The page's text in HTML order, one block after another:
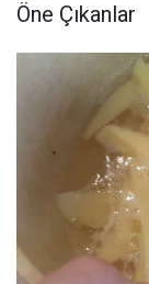
Öne Çıkanlar